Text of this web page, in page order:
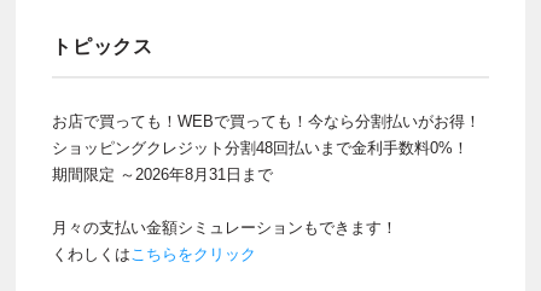
トピックス
お店で買っても！WEBで買っても！今なら分割払いがお得！
ショッピングクレジット分割48回払いまで金利手数料0%！
期間限定 ～2026年8月31日まで
月々の支払い金額シミュレーションもできます！
くわしくはこちらをクリック